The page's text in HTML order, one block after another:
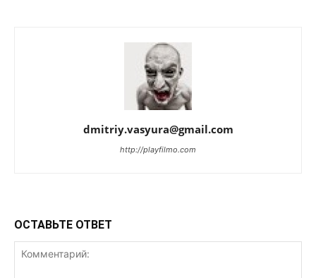
dmitriy.vasyura@gmail.com
http://playfilmo.com
ОСТАВЬТЕ ОТВЕТ